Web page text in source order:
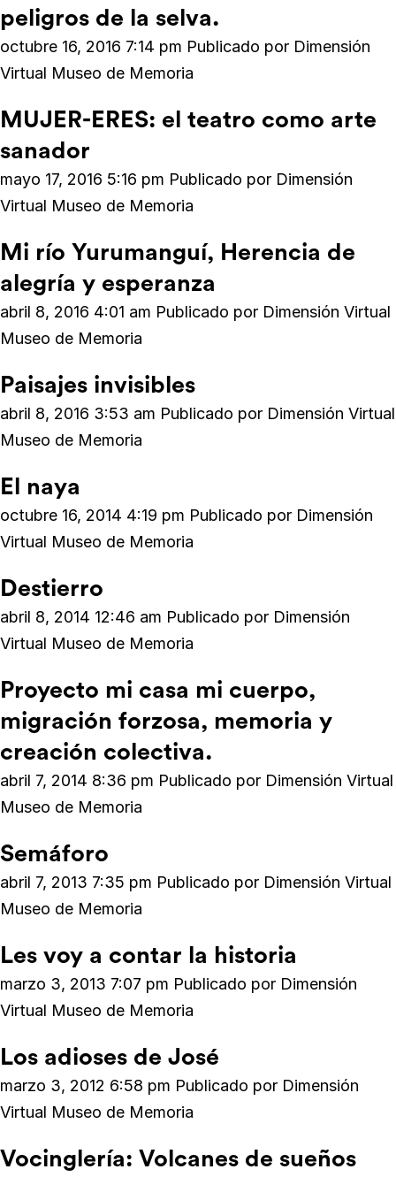
peligros de la selva.
octubre 16, 2016 7:14 pm Publicado por Dimensión
Virtual Museo de Memoria
MUJER-ERES: el teatro como arte
sanador
mayo 17, 2016 5:16 pm Publicado por Dimensión
Virtual Museo de Memoria
Mi río Yurumanguí, Herencia de
alegría y esperanza
abril 8, 2016 4:01 am Publicado por Dimensión Virtual
Museo de Memoria
Paisajes invisibles
abril 8, 2016 3:53 am Publicado por Dimensión Virtual
Museo de Memoria
El naya
octubre 16, 2014 4:19 pm Publicado por Dimensión
Virtual Museo de Memoria
Destierro
abril 8, 2014 12:46 am Publicado por Dimensión
Virtual Museo de Memoria
Proyecto mi casa mi cuerpo,
migración forzosa, memoria y
creación colectiva.
abril 7, 2014 8:36 pm Publicado por Dimensión Virtual
Museo de Memoria
Semáforo
abril 7, 2013 7:35 pm Publicado por Dimensión Virtual
Museo de Memoria
Les voy a contar la historia
marzo 3, 2013 7:07 pm Publicado por Dimensión
Virtual Museo de Memoria
Los adioses de José
marzo 3, 2012 6:58 pm Publicado por Dimensión
Virtual Museo de Memoria
Vocinglería: Volcanes de sueños